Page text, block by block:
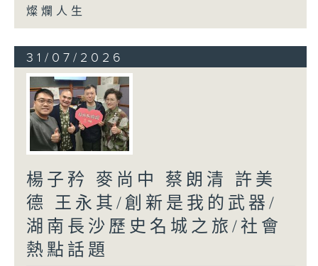
燦爛人生
31/07/2026
楊子矜 麥尚中 蔡朗清 許美
德 王永其/創新是我的武器/
湖南長沙歷史名城之旅/社會
熱點話題